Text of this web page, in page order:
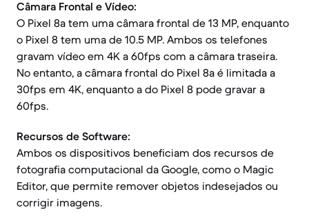
Câmara Frontal e Vídeo:
O Pixel 8a tem uma câmara frontal de 13 MP, enquanto
o Pixel 8 tem uma de 10.5 MP. Ambos os telefones
gravam vídeo em 4K a 60fps com a câmara traseira.
No entanto, a câmara frontal do Pixel 8a é limitada a
30fps em 4K, enquanto a do Pixel 8 pode gravar a
60fps.
Recursos de Software:
Ambos os dispositivos beneficiam dos recursos de
fotografia computacional da Google, como o Magic
Editor, que permite remover objetos indesejados ou
corrigir imagens.